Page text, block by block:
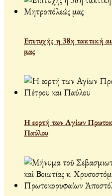
Επιτυχής η 38η τακτική
μας
Η εορτή των Αγίων
Παύλου